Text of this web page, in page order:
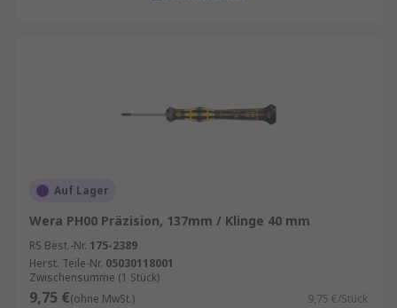
Auf Lager
Wera PH00 Präzision, 137mm / Klinge 40 mm
RS Best.-Nr. 175-2389
Herst. Teile-Nr. 05030118001
Zwischensumme (1 Stück)
9,75 €(ohne MwSt.) 9,75 €/Stück